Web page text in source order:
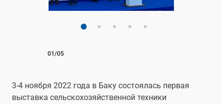
01/05
3-4 ноября 2022 года в Баку состоялась первая
выставка сельскохозяйственной техники